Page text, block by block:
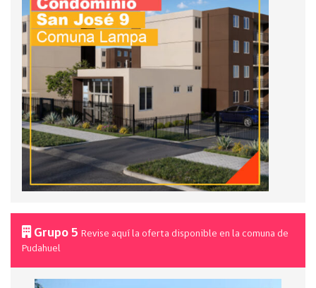
Grupo 5 Revise aquí la oferta disponible en la comuna de
Pudahuel